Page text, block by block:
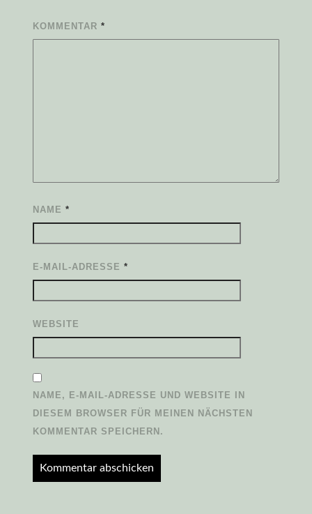
KOMMENTAR*
NAME*
E-MAIL-ADRESSE*
WEBSITE
NAME, E-MAIL-ADRESSE UND WEBSITE IN
DIESEM BROWSER FÜR MEINEN NÄCHSTEN
KOMMENTAR SPEICHERN.